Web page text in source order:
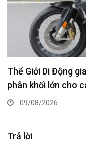
Thế Giới Di Động
phân khối lớn cho
09/08/2026
Trả lời